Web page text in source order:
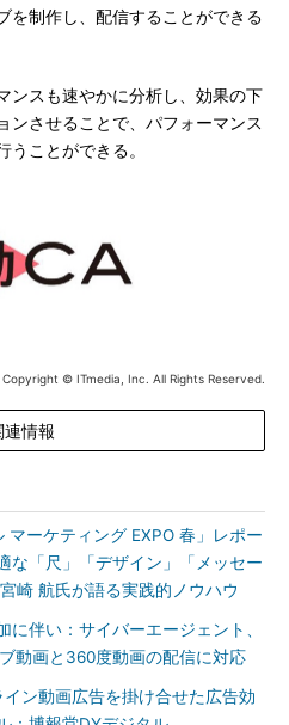
を制作し、配信することができる
スも速やかに分析し、効果の下
ンさせることで、パフォーマンス
ことができる。
Copyright © ITmedia, Inc. All Rights Reserved.
連情報
マーケティング EXPO 春」レポー
な「尺」「デザイン」「メッセー
崎 航氏が語る実践的ノウハウ
伴い：サイバーエージェント、
動画と360度動画の配信に対応
ン動画広告を掛け合せた広告効